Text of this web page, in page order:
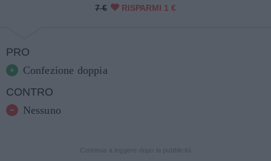
7 € RISPARMI 1 €
PRO
Confezione doppia
CONTRO
Nessuno